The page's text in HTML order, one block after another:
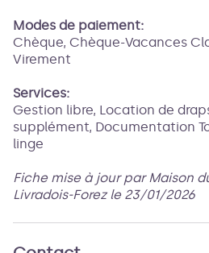
Modes de paiement:
Chèque, Chèque-Vacances
Virement
Services:
Gestion libre, Location de
supplément, Documentation
linge
Fiche mise à jour par Maison
Livradois-Forez le 23/01/2026